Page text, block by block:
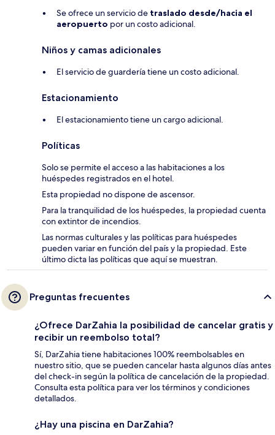
Se ofrece un servicio de traslado desde/hacia el
aeropuerto por un costo adicional.
Niños y camas adicionales
El servicio de guardería tiene un costo adicional.
Estacionamiento
El estacionamiento tiene un cargo adicional.
Políticas
Solo se permite el acceso a las habitaciones a los
huéspedes registrados en el hotel.
Esta propiedad no dispone de ascensor.
Para la tranquilidad de los huéspedes, la propiedad cuenta
con extintor de incendios.
Las normas culturales y las políticas para huéspedes
pueden variar en función del país y la propiedad. Este
último dicta las políticas que aquí se muestran.
Preguntas frecuentes
¿Ofrece DarZahia la posibilidad de cancelar gratis y
recibir un reembolso total?
Sí, DarZahia tiene habitaciones 100% reembolsables en
nuestro sitio, que se pueden cancelar hasta algunos días antes
del check-in según la política de cancelación de la propiedad.
Consulta esta política para ver los términos y condiciones
detallados.
¿Hay una piscina en DarZahia?